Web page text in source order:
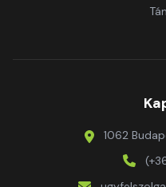
1062